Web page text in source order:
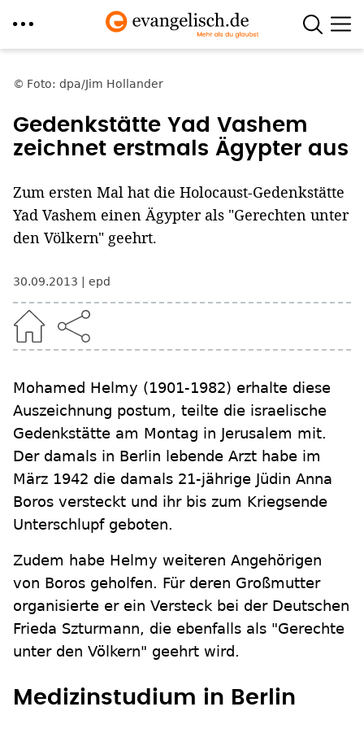
zumFoto: dpa/Jim Hollander
Gedenkstätte Yad Vashem
zeichnet erstmals Ägypter aus
Zum ersten Mal hat die Holocaust-Gedenkstätte
Yad Vashem einen Ägypter als "Gerechten unter
den Völkern" geehrt.
30.09.2013 epd
Mohamed Helmy (1901-1982) erhalte diese
Auszeichnung postum, teilte die israelische
Gedenkstätte am Montag in Jerusalem mit.
Der damals in Berlin lebende Arzt habe im
März 1942 die damals 21-jährige Jüdin Anna
Boros versteckt und ihr bis zum Kriegsende
Unterschlupf geboten.
Zudem habe Helmy weiteren Angehörigen
von Boros geholfen. Für deren Großmutter
organisierte er ein Versteck bei der Deutschen
Frieda Szturmann, die ebenfalls als "Gerechte
unter den Völkern" geehrt wird.
Medizinstudium in Berlin